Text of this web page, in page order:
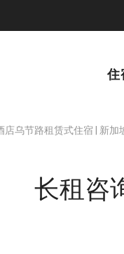
住
店乌节路租赁式住宿 | 新加
长租咨